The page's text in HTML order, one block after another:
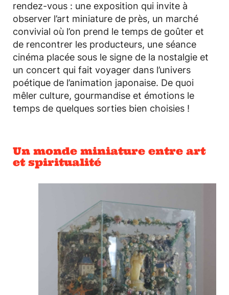
rendez-vous : une exposition qui invite à
observer l’art miniature de près, un marché
convivial où l’on prend le temps de goûter et
de rencontrer les producteurs, une séance
cinéma placée sous le signe de la nostalgie et
un concert qui fait voyager dans l’univers
poétique de l’animation japonaise. De quoi
mêler culture, gourmandise et émotions le
temps de quelques sorties bien choisies !
Un monde miniature entre art
et spiritualité